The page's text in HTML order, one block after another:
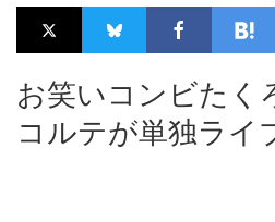
お笑いコンビたく
コルテが単独ライ